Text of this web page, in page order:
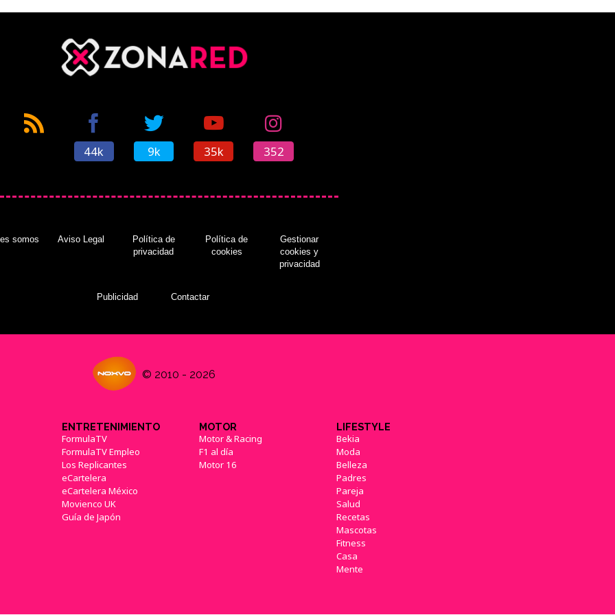
44k 9k 35k 352
somos Aviso Legal
Política de
privacidad
Política de
cookies
Gestionar
cookies y
privacidad
Publicidad Contactar
© 2010 - 2026
ENTRETENIMIENTO
FormulaTV
FormulaTV Empleo
Los Replicantes
eCartelera
eCartelera México
Movienco UK
Guía de Japón
MOTOR
Motor & Racing
F1 al día
Motor 16
LIFESTYLE
Bekia
Moda
Belleza
Padres
Pareja
Salud
Recetas
Mascotas
Fitness
Casa
Mente